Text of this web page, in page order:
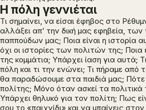
Η πόλη γεννιέται
Τι σημαίνει, να είσαι έφηβος στο
αλλάξει απ’ την δική μας εφηβεία,
παππούδων μας; Ποια είναι η ιστορία
όχι οι ιστορίες των πολιτών της;
της κομμάτια; Υπάρχει ίαση για αυτά;
πόλη και τι την ενώνει; Τι πήραμε από
θα παραδώσουμε στα παιδιά μας; Πότε
πολίτης; Μόνο όταν ασκεί τα πολιτικά
Υπάρχει θηλυκό για τον πολίτη; Πως
σου το «παιχνίδι» και να μπαίνεις